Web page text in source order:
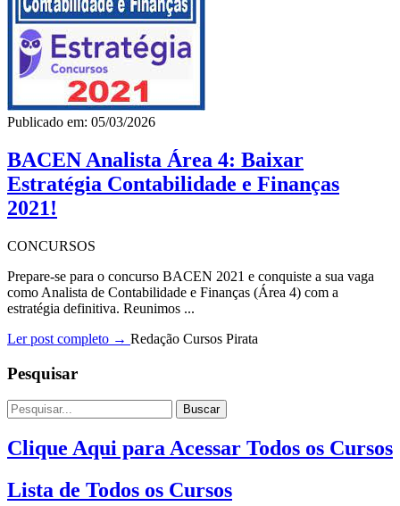
Publicado em: 05/03/2026
BACEN Analista Área 4: Baixar
Estratégia Contabilidade e Finanças
2021!
CONCURSOS
Prepare-se para o concurso BACEN 2021 e conquiste a sua vaga
como Analista de Contabilidade e Finanças (Área 4) com a
estratégia definitiva. Reunimos ...
Ler post completo → Redação Cursos Pirata
Pesquisar
Buscar
Clique Aqui para Acessar Todos os Cursos
Lista de Todos os Cursos